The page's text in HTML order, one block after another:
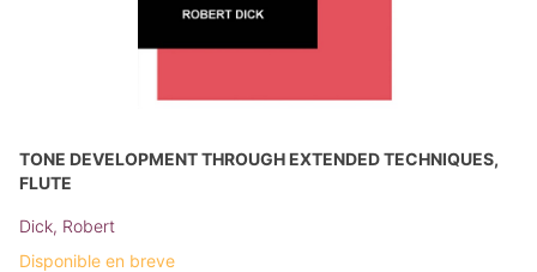
TONE DEVELOPMENT THROUGH EXTENDED TECHNIQUES,
FLUTE
Dick, Robert
Disponible en breve